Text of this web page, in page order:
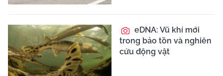
eDNA: Vũ khí mới
trong bảo tồn và nghiên
cứu động vật